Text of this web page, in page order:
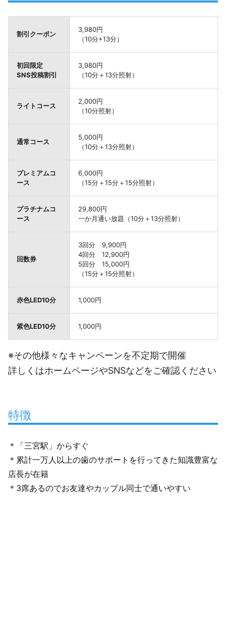
割引クーポン
3,980円
（10分+13分）
初回限定
SNS投稿割引
3,980円
（10分＋13分照射）
ライトコース
2,000円
（10分照射）
通常コース
5,000円
（10分＋13分照射）
プレミアムコ
ース
6,000円
（15分＋15分＋15分照射）
プラチナムコ
ース
29,800円
一か月通い放題（10分＋13分照射）
回数券
3回分 9,900円
4回分 12,900円
5回分 15,000円
（15分＋15分照射）
赤色LED10分 1,000円
紫色LED10分 1,000円
※その他様々なキャンペーンを不定期で開催
詳しくはホームページやSNSなどをご確認ください
特徴
＊「三宮駅」からすぐ
＊累計一万人以上の歯のサポートを行ってきた知識豊富な
店長が在籍
＊3席あるのでお友達やカップル同士で通いやすい